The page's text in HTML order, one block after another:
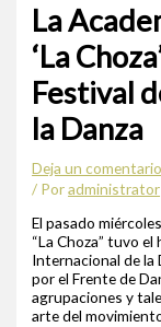
La
‘La
Festival
la Danza
Deja un comentario
/ Poradministrator
El pasado
“La Choza” tuvo
Internacional de la
por el Frente de
agrupaciones y
arte del